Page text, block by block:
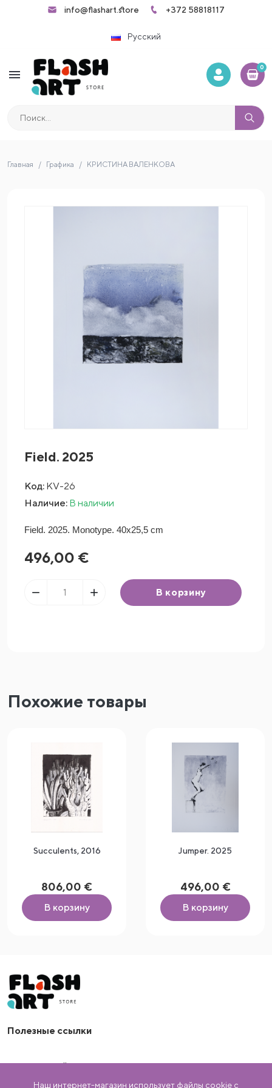
info@flashart.store +372 58818117
Русский
menu
0
Главная Графика КРИСТИНА ВАЛЕНКОВА
Field. 2025
Код: KV-26
Наличие: В наличии
Field. 2025. Monotype. 40x25,5 cm
496,00 €
  В корзину
Похожие товары
Succulents, 2016
806,00 €
В корзину
Jumper. 2025
496,00 €
В корзину
Полезные ссылки
Наш интернет-магазин использует файлы cookie с